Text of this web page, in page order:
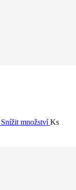
Snížit množstvíKs